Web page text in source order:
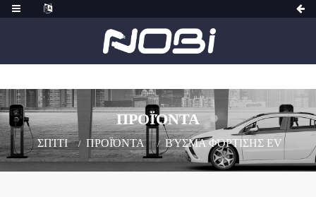
ΠΡΟΪΌΝΤΑ
ΣΠΊΤΙ ΠΡΟΪΌΝΤΑ ΒΎΣΜΑ ΦΌΡΤΙΣΗΣ EV